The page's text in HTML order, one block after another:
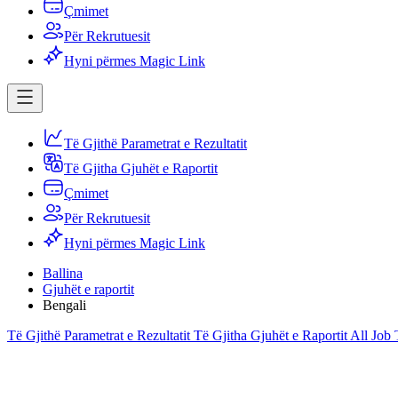
Çmimet
Për Rekrutuesit
Hyni përmes Magic Link
Të Gjithë Parametrat e Rezultatit
Të Gjitha Gjuhët e Raportit
Çmimet
Për Rekrutuesit
Hyni përmes Magic Link
Ballina
Gjuhët e raportit
Bengali
Të Gjithë Parametrat e Rezultatit Të Gjitha Gjuhët e Raportit All Job